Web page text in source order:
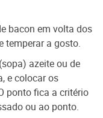
bacon em volta dos
temperar a gosto.
azeite ou de
e colocar os
ponto fica a critério
ou ao ponto.